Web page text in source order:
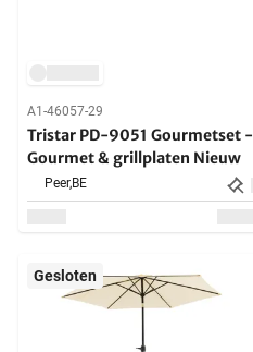
A1-46057-29
Tristar PD-9051 Gourmetset -
Gourmet & grillplaten Nieuw
Peer,BE
Gesloten